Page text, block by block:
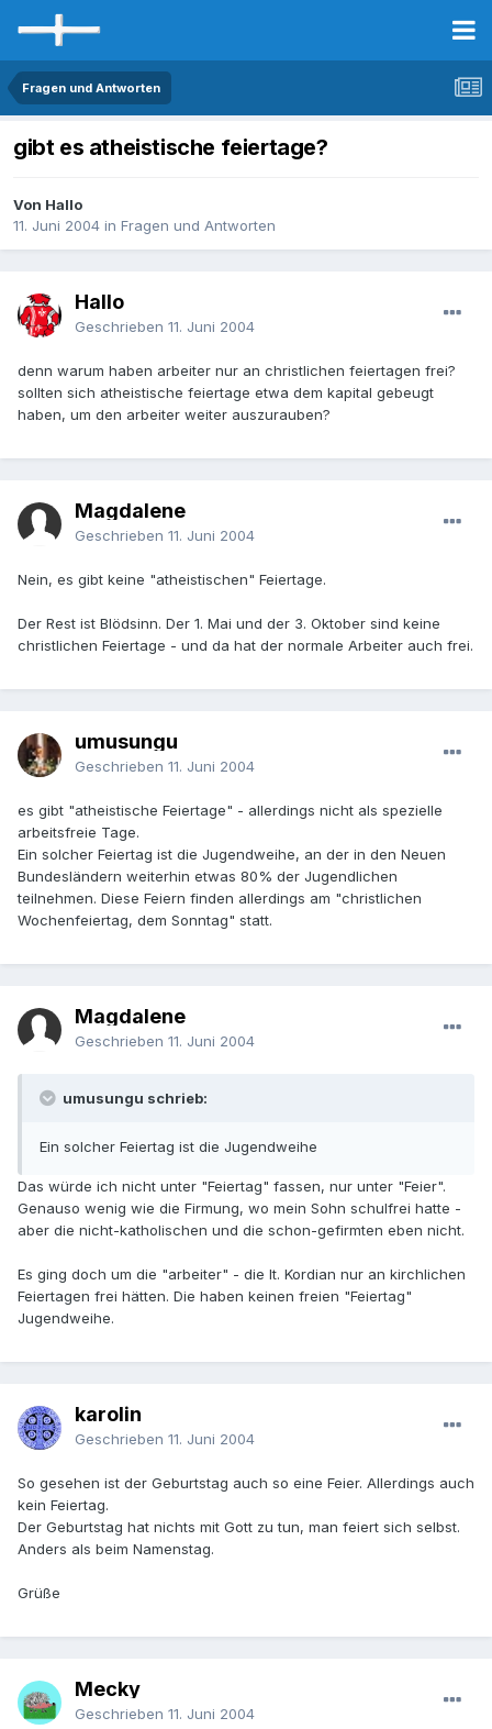
Fragen und Antworten
gibt es atheistische feiertage?
Von Hallo
11. Juni 2004 in Fragen und Antworten
Hallo
Geschrieben 11. Juni 2004
denn warum haben arbeiter nur an christlichen feiertagen frei?
sollten sich atheistische feiertage etwa dem kapital gebeugt
haben, um den arbeiter weiter auszurauben?
Magdalene
Geschrieben 11. Juni 2004
Nein, es gibt keine "atheistischen" Feiertage.
Der Rest ist Blödsinn. Der 1. Mai und der 3. Oktober sind keine
christlichen Feiertage - und da hat der normale Arbeiter auch frei.
umusungu
Geschrieben 11. Juni 2004
es gibt "atheistische Feiertage" - allerdings nicht als spezielle
arbeitsfreie Tage.
Ein solcher Feiertag ist die Jugendweihe, an der in den Neuen
Bundesländern weiterhin etwas 80% der Jugendlichen
teilnehmen. Diese Feiern finden allerdings am "christlichen
Wochenfeiertag, dem Sonntag" statt.
Magdalene
Geschrieben 11. Juni 2004
umusungu schrieb:
Ein solcher Feiertag ist die Jugendweihe
Das würde ich nicht unter "Feiertag" fassen, nur unter "Feier".
Genauso wenig wie die Firmung, wo mein Sohn schulfrei hatte -
aber die nicht-katholischen und die schon-gefirmten eben nicht.
Es ging doch um die "arbeiter" - die lt. Kordian nur an kirchlichen
Feiertagen frei hätten. Die haben keinen freien "Feiertag"
Jugendweihe.
karolin
Geschrieben 11. Juni 2004
So gesehen ist der Geburtstag auch so eine Feier. Allerdings auch
kein Feiertag.
Der Geburtstag hat nichts mit Gott zu tun, man feiert sich selbst.
Anders als beim Namenstag.
Grüße
Mecky
Geschrieben 11. Juni 2004